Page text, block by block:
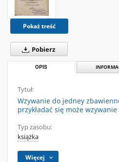
Pokaż treść
Pobierz
OPIS
Tytuł:
Wzywanie do jedney
przykładać się może
Typ zasobu:
książka
Więcej